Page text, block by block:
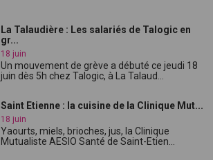
La Talaudière : Les salariés de Talogic en
gr...
18 juin
Un mouvement de grève a débuté ce jeudi 18
juin dès 5h chez Talogic, à La Talaud...
Saint Etienne : la cuisine de la Clinique Mut...
18 juin
Yaourts, miels, brioches, jus, la Clinique
Mutualiste AESIO Santé de Saint-Etien...